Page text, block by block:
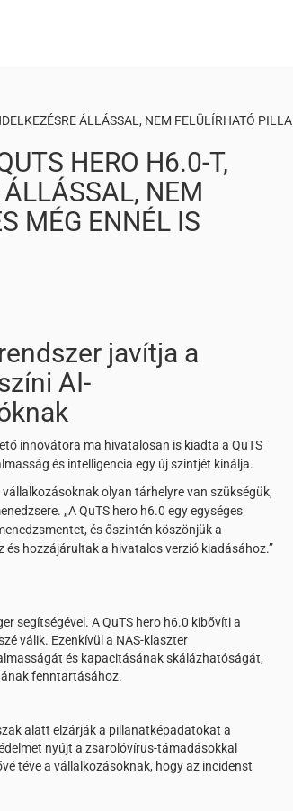
ÁLLÁSSAL, NEM FELÜLÍRHATÓ
HERO H6.0-T,
NEM
MÉG ENNÉL IS
javítja a
AI-
innovátora ma hivatalosan is kiadta a QuTS
és intelligencia egy új szintjét kínálja.
olyan tárhelyre van szükségük,
„A QuTS hero h6.0 egy egységes
és őszintén köszönjük a
hozzájárultak a hivatalos verzió kiadásához.”
segítségével. A QuTS hero h6.0 kibővíti a
válik. Ezenkívül a NAS-klaszter
és kapacitásának skálázhatóságát,
fenntartásához.
alatt elzárják a pillanatképadatokat a
nyújt a zsarolóvírus-támadásokkal
téve a vállalkozásoknak, hogy az incidenst